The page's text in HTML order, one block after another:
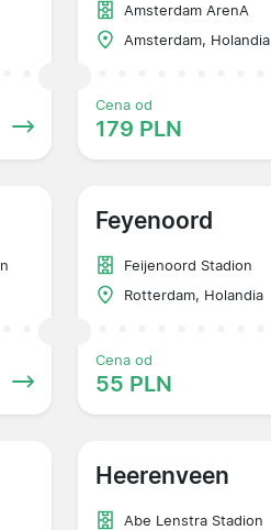
Amsterdam ArenA
Amsterdam, Holandia
Cena od
179 PLN
Feyenoord
Feijenoord Stadion
Rotterdam, Holandia
Cena od
55 PLN
Heerenveen
Abe Lenstra Stadion